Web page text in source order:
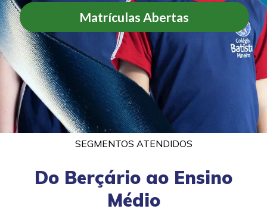
Matrículas Abertas
SEGMENTOS ATENDIDOS
Do Berçário​ ao Ensino
Médio